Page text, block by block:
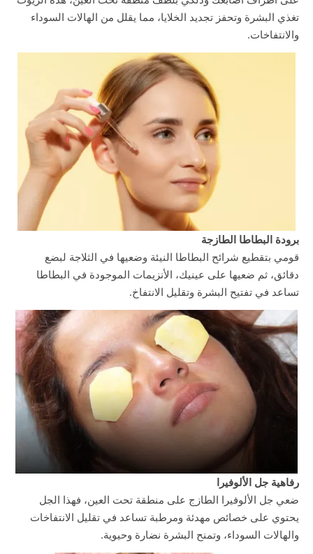
تغذي البشرة وتحفز تجديد الخلايا، مما يقلل من الهالات السوداء
والانتفاخات.
برودة البطاطا الطازجة
قومي بتقطيع شرائح البطاطا النيئة وضعيها في الثلاجة لبضع
دقائق، ثم ضعيها على عينيك، الأنزيمات الموجودة في البطاطا
تساعد في تفتيح البشرة وتقليل الانتفاخ.
رفاهية جل الألوفيرا
ضعي جل الألوفيرا الطازج على منطقة تحت العين، فهذا الجل
يحتوي على خصائص مهدئة ومرطبة تساعد في تقليل الانتفاخات
والهالات السوداء، وتمنح البشرة نضارة وحيوية.